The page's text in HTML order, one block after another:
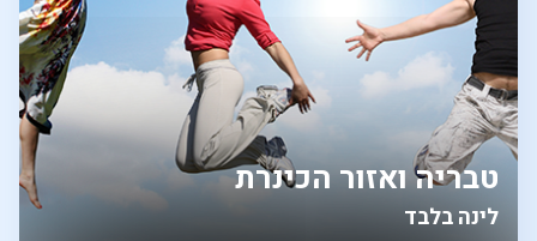
לינה בלבד
טבריה ואזור הכינרת